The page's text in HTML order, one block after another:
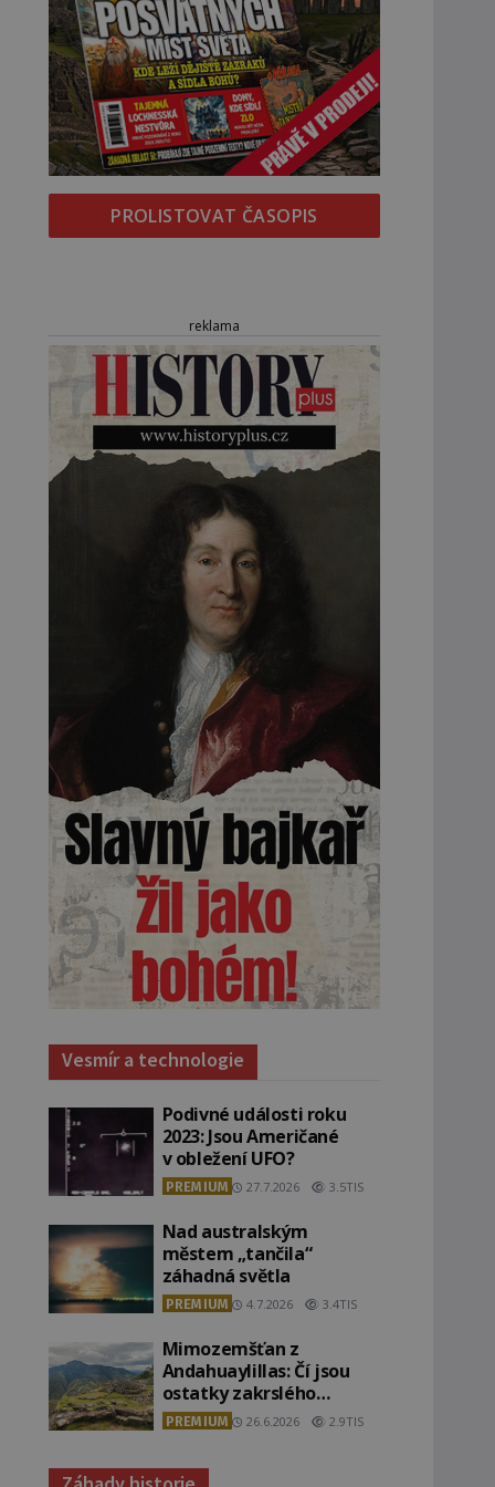
PROLISTOVAT ČASOPIS
reklama
Vesmír a technologie
Podivné události roku
2023: Jsou Američané
v obležení UFO?
PREMIUM 27.7.2026 3.5TIS
Nad australským
městem „tančila“
záhadná světla
PREMIUM 4.7.2026 3.4TIS
Mimozemšťan z
Andahuaylillas: Čí jsou
ostatky zakrslého
stvoření s ohromnou
lebkou?
PREMIUM 26.6.2026 2.9TIS